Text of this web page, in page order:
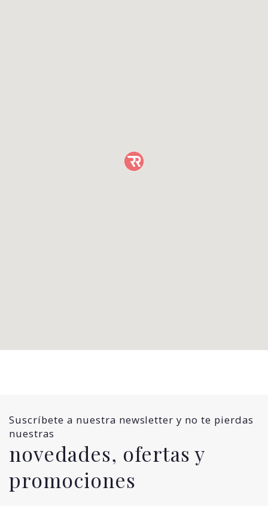
Suscríbete a nuestra newsletter y no te pierdas
nuestras
novedades, ofertas y
promociones